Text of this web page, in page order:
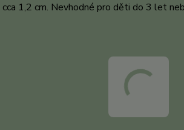
1,2 cm. Nevhodné pro děti do 3 let